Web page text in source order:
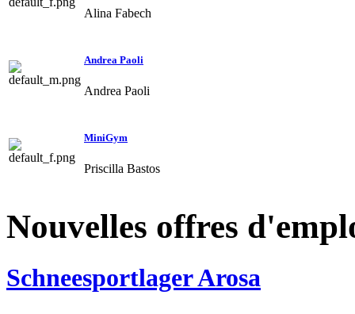
Alina Fabech
Andrea Paoli
Andrea Paoli
MiniGym
Priscilla Bastos
Nouvelles offres
Schneesportlager Arosa